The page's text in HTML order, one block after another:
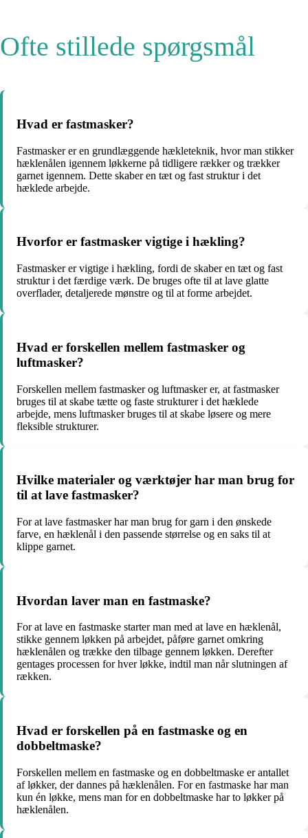
Ofte stillede spørgsmål
Hvad er fastmasker?
Fastmasker er en grundlæggende hækleteknik, hvor man stikker
hæklenålen igennem løkkerne på tidligere rækker og trækker
garnet igennem. Dette skaber en tæt og fast struktur i det
hæklede arbejde.
Hvorfor er fastmasker vigtige i hækling?
Fastmasker er vigtige i hækling, fordi de skaber en tæt og fast
struktur i det færdige værk. De bruges ofte til at lave glatte
overflader, detaljerede mønstre og til at forme arbejdet.
Hvad er forskellen mellem fastmasker og
luftmasker?
Forskellen mellem fastmasker og luftmasker er, at fastmasker
bruges til at skabe tætte og faste strukturer i det hæklede
arbejde, mens luftmasker bruges til at skabe løsere og mere
fleksible strukturer.
Hvilke materialer og værktøjer har man brug for
til at lave fastmasker?
For at lave fastmasker har man brug for garn i den ønskede
farve, en hæklenål i den passende størrelse og en saks til at
klippe garnet.
Hvordan laver man en fastmaske?
For at lave en fastmaske starter man med at lave en hæklenål,
stikke gennem løkken på arbejdet, påføre garnet omkring
hæklenålen og trække den tilbage gennem løkken. Derefter
gentages processen for hver løkke, indtil man når slutningen af
rækken.
Hvad er forskellen på en fastmaske og en
dobbeltmaske?
Forskellen mellem en fastmaske og en dobbeltmaske er antallet
af løkker, der dannes på hæklenålen. For en fastmaske har man
kun én løkke, mens man for en dobbeltmaske har to løkker på
hæklenålen.